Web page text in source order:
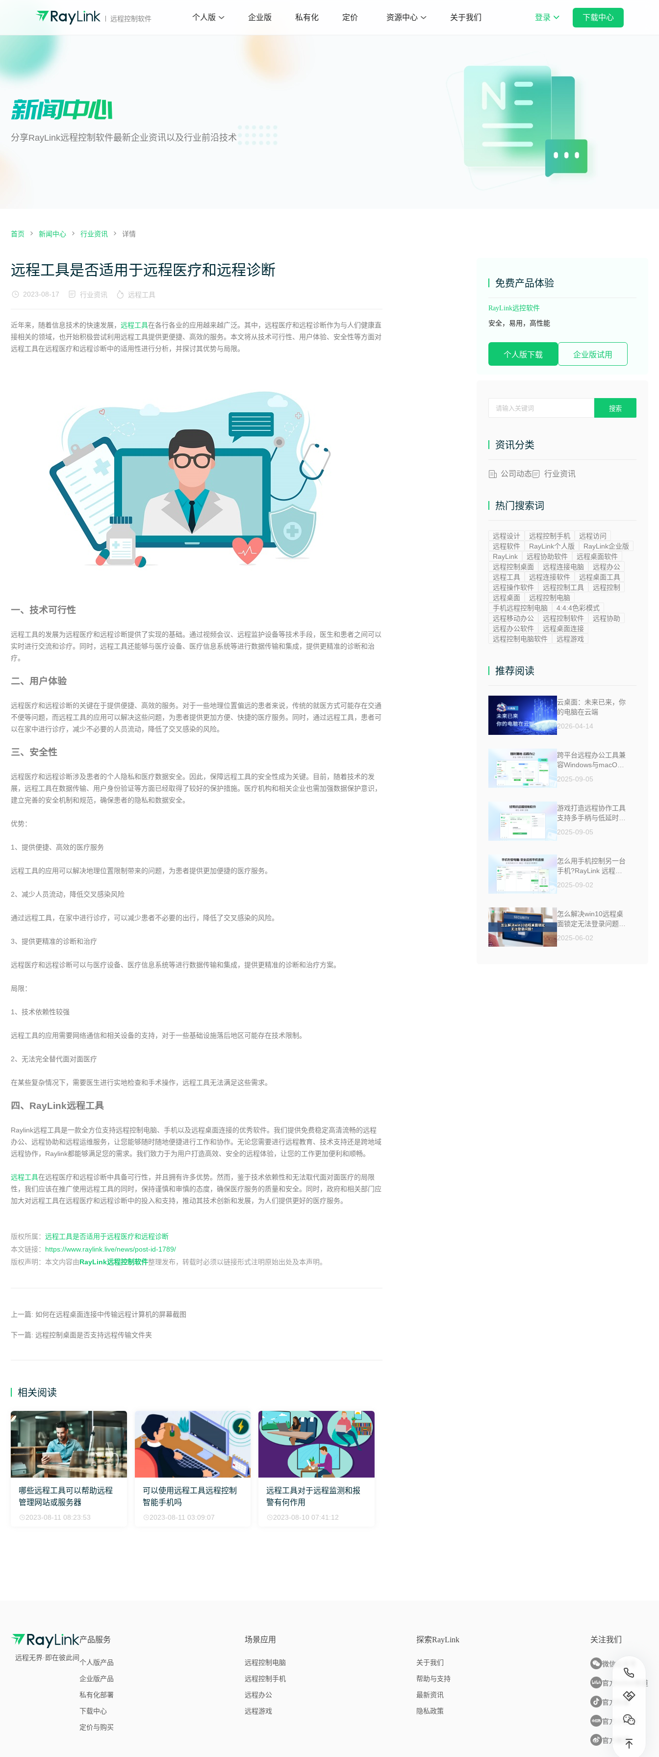
远程控制软件 个人版 企业版 私有化 定价 资源中心 关于我们 登录 下载中心
分享RayLink远程控制软件最新企业资讯以及行业前沿技术
首页 新闻中心 行业资讯 详情
远程工具是否适用于远程医疗和远程诊断
2023-08-17 行业资讯 远程工具
近年来，随着信息技术的快速发展， 远程工具在各行各业的应用越来越广泛。其中，远程医疗和远程诊断作为与人们健康直
接相关的领域，也开始积极尝试利用远程工具提供更便捷、高效的服务。本文将从技术可行性、用户体验、安全性等方面对
远程工具在远程医疗和远程诊断中的适用性进行分析，并探讨其优势与局限。
一、技术可行性
远程工具的发展为远程医疗和远程诊断提供了实现的基础。通过视频会议、远程监护设备等技术手段，医生和患者之间可以
实时进行交流和诊疗。同时，远程工具还能够与医疗设备、医疗信息系统等进行数据传输和集成，提供更精准的诊断和治
疗。
二、用户体验
远程医疗和远程诊断的关键在于提供便捷、高效的服务。对于一些地理位置偏远的患者来说，传统的就医方式可能存在交通
不便等问题，而远程工具的应用可以解决这些问题，为患者提供更加方便、快捷的医疗服务。同时，通过远程工具，患者可
以在家中进行诊疗，减少不必要的人员流动，降低了交叉感染的风险。
三、安全性
远程医疗和远程诊断涉及患者的个人隐私和医疗数据安全。因此，保障远程工具的安全性成为关键。目前，随着技术的发
展，远程工具在数据传输、用户身份验证等方面已经取得了较好的保护措施。医疗机构和相关企业也需加强数据保护意识，
建立完善的安全机制和规范，确保患者的隐私和数据安全。
优势：
1、提供便捷、高效的医疗服务
远程工具的应用可以解决地理位置限制带来的问题，为患者提供更加便捷的医疗服务。
2、减少人员流动，降低交叉感染风险
通过远程工具，在家中进行诊疗，可以减少患者不必要的出行，降低了交叉感染的风险。
3、提供更精准的诊断和治疗
远程医疗和远程诊断可以与医疗设备、医疗信息系统等进行数据传输和集成，提供更精准的诊断和治疗方案。
局限：
1、技术依赖性较强
远程工具的应用需要网络通信和相关设备的支持，对于一些基础设施落后地区可能存在技术限制。
2、无法完全替代面对面医疗
在某些复杂情况下，需要医生进行实地检查和手术操作，远程工具无法满足这些需求。
四、RayLink远程工具
Raylink远程工具是一款全方位支持远程控制电脑、手机以及远程桌面连接的优秀软件。我们提供免费稳定高清流畅的远程
办公、远程协助和远程运维服务，让您能够随时随地便捷进行工作和协作。无论您需要进行远程教育、技术支持还是跨地域
远程协作，Raylink都能够满足您的需求。我们致力于为用户打造高效、安全的远程体验，让您的工作更加便利和顺畅。
远程工具在远程医疗和远程诊断中具备可行性，并且拥有许多优势。然而，鉴于技术依赖性和无法取代面对面医疗的局限
性，我们应该在推广使用远程工具的同时，保持谨慎和审慎的态度，确保医疗服务的质量和安全。同时，政府和相关部门应
加大对远程工具在远程医疗和远程诊断中的投入和支持，推动其技术创新和发展，为人们提供更好的医疗服务。
版权所属： 远程工具是否适用于远程医疗和远程诊断
本文链接： https://www.raylink.live/news/post-id-1789/
版权声明： 本文内容由RayLink远程控制软件整理发布，转载时必须以链接形式注明原始出处及本声明。
上一篇: 如何在远程桌面连接中传输远程计算机的屏幕截图
下一篇: 远程控制桌面是否支持远程传输文件夹
相关阅读
哪些远程工具可以帮助远程
管理网站或服务器
2023-08-11 08:23:53
可以使用远程工具远程控制
智能手机吗
2023-08-11 03:09:07
远程工具对于远程监测和报
警有何作用
2023-08-10 07:41:12
免费产品体验
RayLink远控软件
安全，易用，高性能
个人版下载 企业版试用
搜索
资讯分类
公司动态 行业资讯
热门搜索词
远程设计 远程控制手机
远程访问
远程软件
RayLink个人版
RayLink企业版
RayLink
远程协助软件
远程桌面软件
远程控制桌面
远程连接电脑
远程办公
远程工具
远程连接软件
远程桌面工具
远程操作软件
远程控制工具
远程控制
远程桌面
远程控制电脑
手机远程控制电脑
4:4:4色彩模式
远程移动办公
远程控制软件
远程协助
远程办公软件
远程桌面连接
远程控制电脑软件
远程游戏
推荐阅读
云桌面：未来已来，你
的电脑在云端
2026-04-14
跨平台远程办公工具兼
容Windows与macOS
2025-09-05
游戏打造远程协作工具
支持多手柄与低延时助
2025-09-05
怎么用手机控制另一台
手机?RayLink 远程控
2025-09-02
怎么解决win10远程桌
面锁定无法登录问题
2025-06-02
远程无界·即在彼此间
产品服务
个人版产品
企业版产品
私有化部署
下载中心
定价与购买
场景应用
远程控制电脑
远程控制手机
远程办公
远程游戏
探索RayLink
关于我们
帮助与支持
最新资讯
隐私政策
关注我们
微信公众号
官方bilibili频道
官方抖音
官方小红书
官方微博